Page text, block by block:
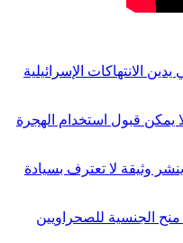
الانتهاكات الإسرائيلية
يمكن قبول استخدام الهجرة
وثيقة لا تعترف بسيادة
منح الجنسية للصحراويين